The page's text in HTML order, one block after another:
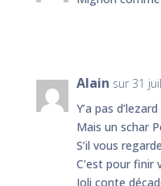
Alain sur 31
Y’a pas
Mais un schar
S’il vous
C’est pour finir
Joli conte